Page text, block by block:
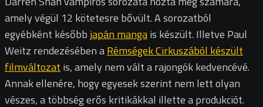
amely végül 12 kötetesre bővült. A sorozatból
egyébként később japán mangais készült. Illetve Paul
Weitz rendezésében aRémségek Cirkuszából készült
filmváltozat is, amely nem vált a rajongók kedvencévé.
Annak ellenére, hogy egyesek szerint nem lett olyan
vészes, a többség erős kritikákkal illette a produkciót.